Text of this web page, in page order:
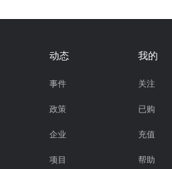
动态
事件
政策
企业
项目
我的
关注
已购
充值
帮助